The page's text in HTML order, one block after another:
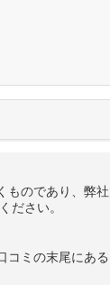
ものであり、弊
ださい。
コミの末尾にあ